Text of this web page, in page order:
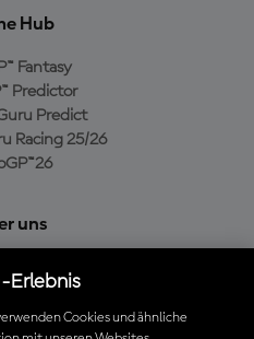
Hub
Fantasy
Predictor
Predict
Racing 25/26
uns
Erlebnis
Cookies und ähnliche